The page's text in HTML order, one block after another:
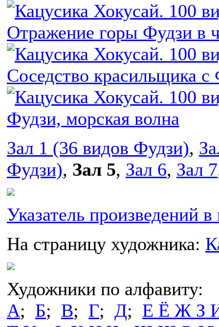
Зал 1 (36 видов Фудзи),
Фудзи), Зал 5, Зал 6, Зал 7
Указатель произведений в
На страницу художника:
Художники по алфавиту:
А; Б; В; Г; Д; Е Ё Ж З